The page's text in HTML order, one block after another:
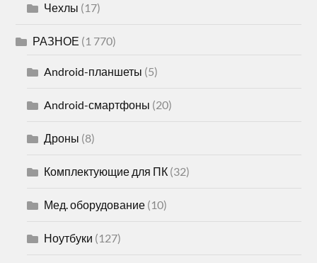
Чехлы (17)
РАЗНОЕ (1 770)
Android-планшеты (5)
Android-смартфоны (20)
Дроны (8)
Комплектующие для ПК (32)
Мед. оборудование (10)
Ноутбуки (127)